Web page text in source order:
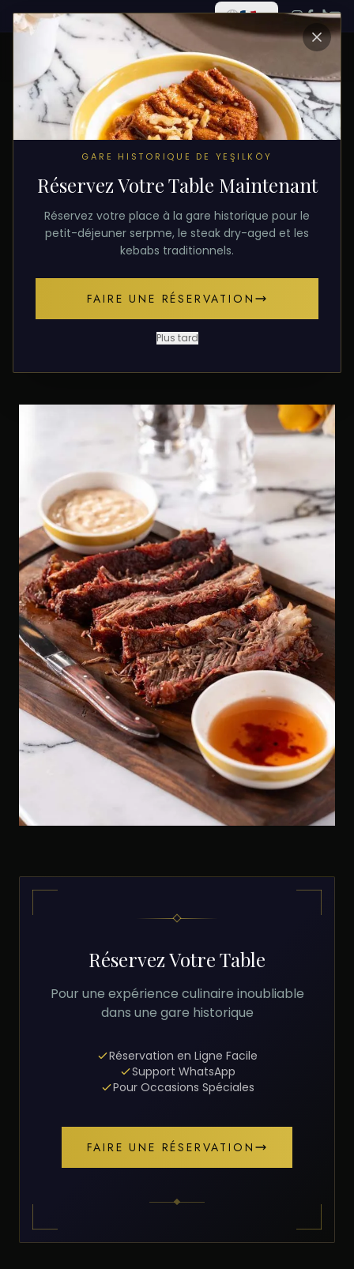
TOUS LES ARTICLES
CUISINE 18 janvier 2026
Meilleures Viandes Fumées et
de fumage turques traditionnelles. Brisket, Asado et
Réservez Votre Table
Pour une expérience culinaire inoubliable
dans une gare historique
Réservation en Ligne Facile
Support WhatsApp
Pour Occasions Spéciales
FAIRE UNE RÉSERVATION
GARE HISTORIQUE DE YEŞILKÖY
Réservez Votre Table Maintenant
Réservez votre place à la gare historique pour le
petit-déjeuner serpme, le steak dry-aged et les
kebabs traditionnels.
FAIRE UNE RÉSERVATION
Plus tard